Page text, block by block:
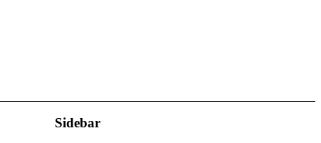
Sidebar